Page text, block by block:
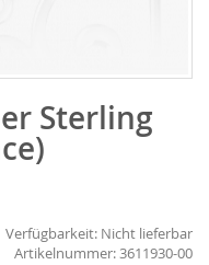
Sterling
Verfügbarkeit: Nicht lieferbar
3611930-00